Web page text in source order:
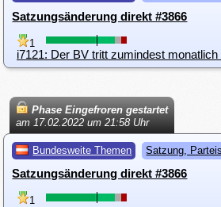
Satzungsänderung direkt #3866
1
Phase Eingefroren gestartet
am 17.02.2022 um 21:58 Uhr
Bundesweite Themen Satzung,
Satzungsänderung direkt #3866
1